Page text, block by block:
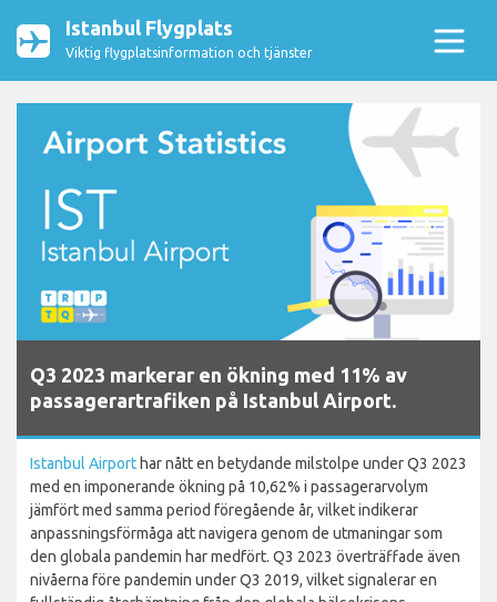
Istanbul Flygplats
Viktig flygplatsinformation och tjänster
Q3 2023 markerar en ökning med 11% av
passagerartrafiken på Istanbul Airport.
Istanbul Airport har nått en betydande milstolpe under Q3 2023
med en imponerande ökning på 10,62% i passagerarvolym
jämfört med samma period föregående år, vilket indikerar
anpassningsförmåga att navigera genom de utmaningar som
den globala pandemin har medfört. Q3 2023 överträffade även
nivåerna före pandemin under Q3 2019, vilket signalerar en